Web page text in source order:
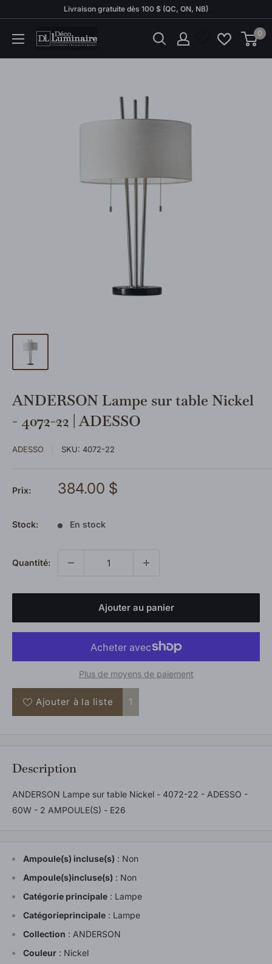
contenu
Livraison gratuite dès 100 $ (QC, ON, NB)
Déco
Luminaire
0
ANDERSON Lampe sur table Nickel
- 4072-22 | ADESSO
ADESSO SKU: 4072-22
Prix:
Prix
384.00 $
Stock: En stock
Quantité:
Ajouter au panier
Plus de moyens de paiement
Ajouter à la liste 1
Description
ANDERSON Lampe sur table Nickel - 4072-22 - ADESSO -
60W - 2 AMPOULE(S) - E26
Ampoule(s) incluse(s) : Non
Ampoule(s)incluse(s) : Non
Catégorie principale : Lampe
Catégorieprincipale : Lampe
Collection : ANDERSON
Couleur : Nickel